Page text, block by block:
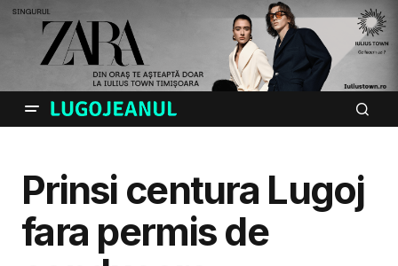
Prinsi centura Lugoj
fara permis de